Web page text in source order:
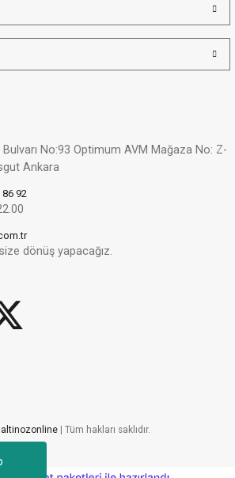
No:93 Optimum AVM Mağaza No: Z-
Ankara
86 92
dönüş yapacağız.
| Tüm hakları saklıdır.